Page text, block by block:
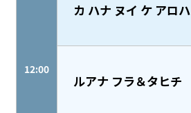
12:00
カ ハナ ヌイ ケ アロハ
ルアナ フラ＆タヒチ